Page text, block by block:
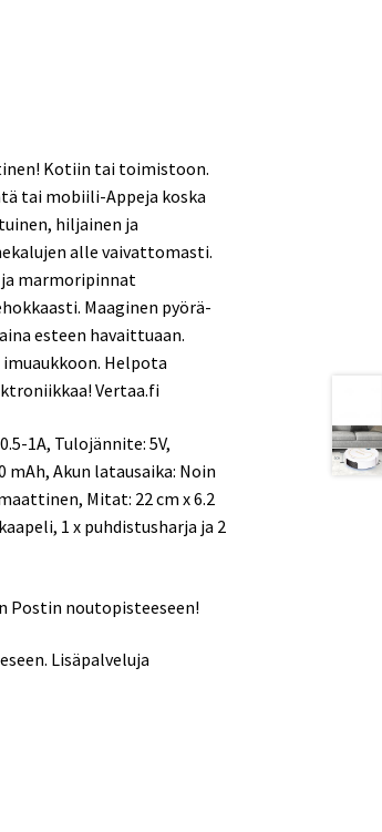
Kotiin tai toimistoon.
tai mobiili-Appeja koska
hiljainen ja
alle vaivattomasti.
marmoripinnat
Maaginen pyörä-
esteen havaittuaan.
Helpota
Vertaa.fi
1A, Tulojännite: 5V,
Akun latausaika: Noin
Mitat: 22 cm x 6.2
1 x puhdistusharja ja 2
Postin noutopisteeseen!
Lisäpalveluja